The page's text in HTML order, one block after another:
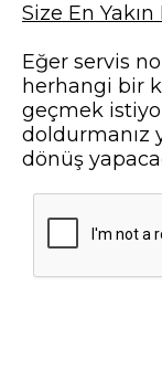
Size En
Eğer servis
herhangi bir
geçmek
doldurmanız
dönüş